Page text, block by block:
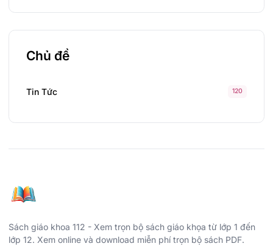
Chủ đề
Tin Tức 120
Sách giáo khoa 112 - Xem trọn bộ sách giáo khọa từ lớp 1 đến
lớp 12. Xem online và download miễn phí trọn bộ sách PDF.